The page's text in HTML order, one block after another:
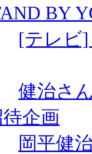
BY
[テレビ]
健治さ
企画
岡平健